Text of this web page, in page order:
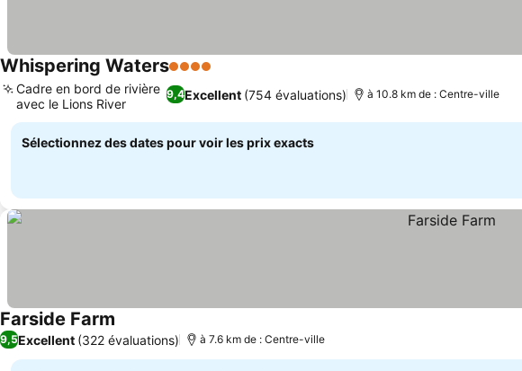
Whispering Waters4 Étoiles
9,4Excellent (754 évaluations)
Cadre en bord de rivière
avec le Lions River
à 10.8 km de : Centre-ville
Sélectionnez des dates pour voir les prix exacts
Farside Farm Consulter les prix
9,5Excellent (322 évaluations) à 7.6 km de : Centre-ville